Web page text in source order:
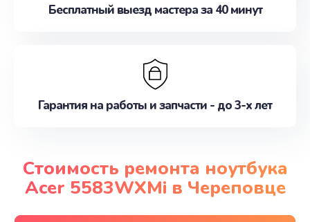
Бесплатный выезд мастера за 40 минут
Гарантия на работы и запчасти - до 3-х лет
Стоимость ремонта ноутбука
Acer 5583WXMi в Череповце